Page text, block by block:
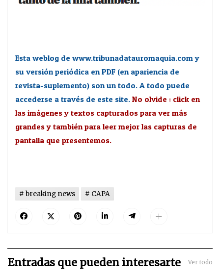
Esta weblog de www.tribunadatauromaquia.com y
su versión periódica en PDF (en apariencia de
revista-suplemento) son un todo. A todo puede
accederse a través de este site. No olvide : click en
las imágenes y textos capturados para ver más
grandes y también para leer mejor las capturas de
pantalla que presentemos.
breaking news CAPA
Entradas que pueden interesarte Ver todo